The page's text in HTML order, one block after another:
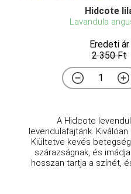
Hidcote
Lavandula
Eredeti ár
2 350 Ft
A Hidcote
levendulafajtánk.
Kiültetve kevés
szárazságnak, és
hosszan tartja a színét,